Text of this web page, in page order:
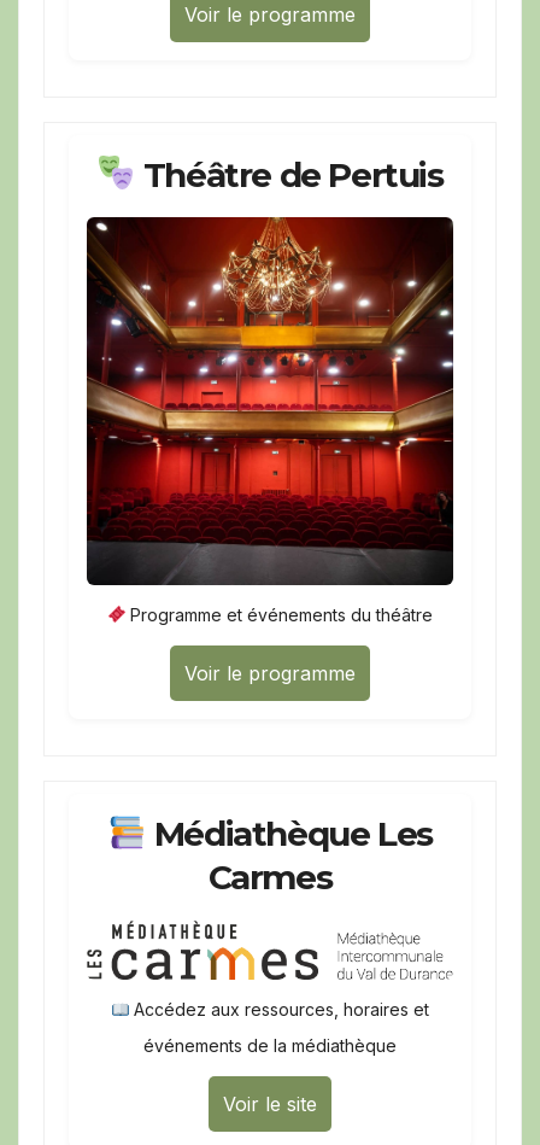
Voir le programme
Théâtre de Pertuis
Programme et événements du théâtre
Voir le programme
Médiathèque Les
Carmes
Accédez aux ressources, horaires et
événements de la médiathèque
Voir le site